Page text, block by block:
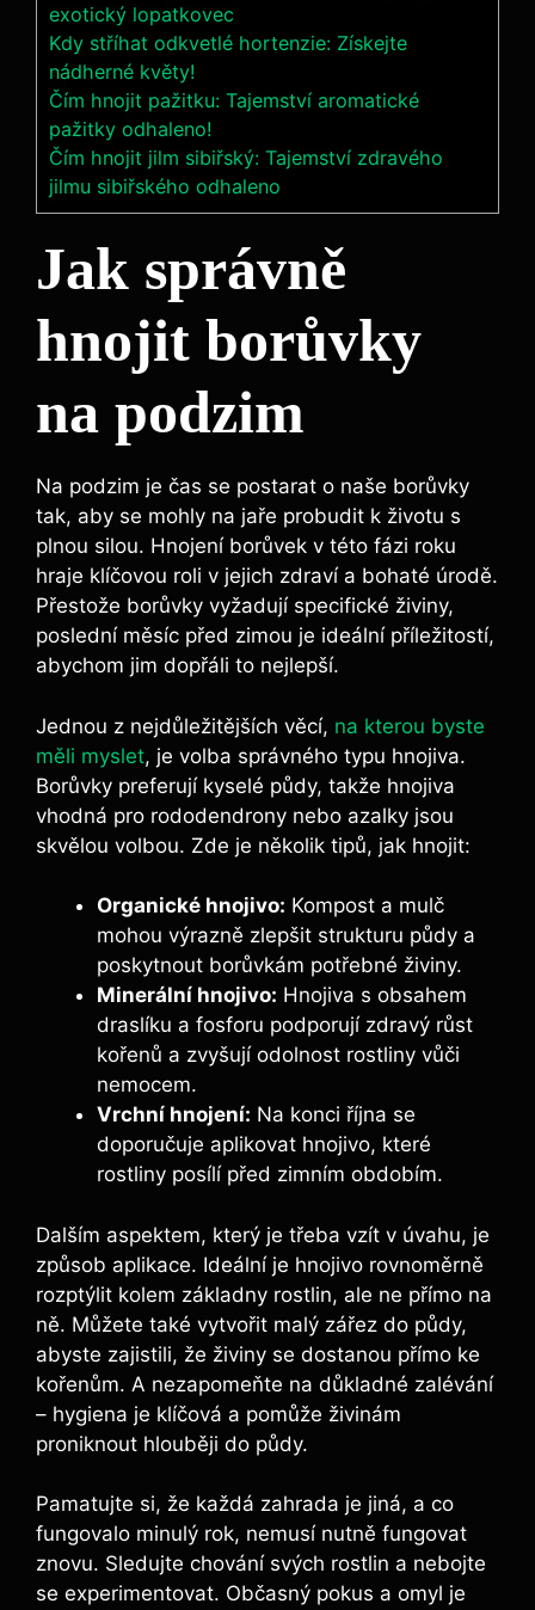
exotický lopatkovec
Kdy stříhat odkvetlé hortenzie: Získejte
nádherné květy!
Čím hnojit pažitku: Tajemství aromatické
pažitky odhaleno!
Čím hnojit jilm sibiřský: Tajemství zdravého
jilmu sibiřského odhaleno
Jak správně⁣
hnojit borůvky
na podzim
Na‌ podzim je čas se postarat o⁣ naše borůvky
tak, aby​ se mohly na‍ jaře probudit k životu s
plnou silou. Hnojení borůvek v této fázi roku
hraje klíčovou roli v jejich zdraví a‍ bohaté úrodě.
Přestože borůvky vyžadují specifické ‍živiny,
poslední⁣ měsíc před ⁢zimou je ideální příležitostí,
abychom jim dopřáli⁤ to nejlepší.
Jednou z nejdůležitějších věcí, na kterou byste
měli myslet,⁢ je volba správného typu hnojiva.
Borůvky preferují kyselé půdy, takže hnojiva
vhodná pro rododendrony nebo​ azalky jsou
skvělou volbou. Zde je několik tipů,​ jak hnojit:
Organické hnojivo: Kompost a‌ mulč
‌mohou výrazně zlepšit strukturu půdy a‍
poskytnout borůvkám potřebné živiny.
Minerální hnojivo: Hnojiva ‍s ⁣obsahem
draslíku a fosforu podporují ‍zdravý ⁢růst
kořenů a‍ zvyšují odolnost ‌rostliny ⁢vůči
nemocem.
Vrchní hnojení: Na konci října se
⁢doporučuje aplikovat hnojivo, které
rostliny posílí před zimním obdobím.
Dalším aspektem, který je třeba‍ vzít ‍v úvahu, je⁣
způsob aplikace. Ideální je hnojivo rovnoměrně​
rozptýlit kolem základny rostlin, ale ⁣ne přímo na
ně. Můžete ‍také vytvořit malý zářez do půdy,
⁤abyste zajistili, že živiny se ‌dostanou přímo ke
‍kořenům. ‍A‌ nezapomeňte na důkladné zalévání
– hygiena je klíčová a pomůže živinám
proniknout⁤ hlouběji do půdy.
Pamatujte si, že každá zahrada ⁢je ⁣jiná, a⁢ co
fungovalo minulý rok, nemusí nutně fungovat
znovu. Sledujte chování svých rostlin a ⁢nebojte
se experimentovat. Občasný pokus a omyl ​je